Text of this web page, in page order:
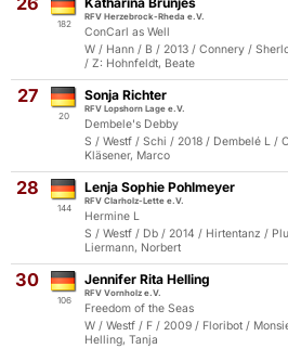
182
RFV Herzebrock-Rheda e.V.
ConCarl as Well
W / Hann / B / 2013 / Connery /
/ Z: Hohnfeldt, Beate
27
20
Sonja Richter
RFV Lopshorn Lage e.V.
Dembele's Debby
S / Westf / Schi / 2018 / Dembelé L /
Kläsener, Marco
28
144
Lenja Sophie Pohlmeyer
RFV Clarholz-Lette e.V.
Hermine L
S / Westf / Db / 2014 / Hirtentanz /
Liermann, Norbert
30
106
Jennifer Rita Helling
RFV Vornholz e.V.
Freedom of the Seas
W / Westf / F / 2009 / Floribot /
Helling, Tanja